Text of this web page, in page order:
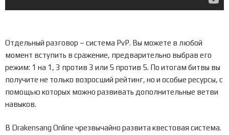
Отдельный разговор – система PvP. Вы можете в любой
момент вступить в сражение, предварительно выбрав его
режим: 1 на 1, 3 против 3 или 5 против 5. По итогам битвы вы
получите не только возросший рейтинг, но и особые ресурсы, с
помощью которых можно развивать дополнительные ветви
навыков.
В Drakensang Online чрезвычайно развита квестовая система.